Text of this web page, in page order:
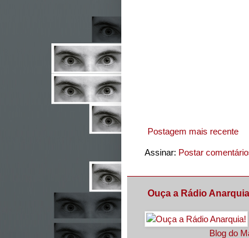
Postagem mais recente
Assinar: Postar
Ouça a Rádio
Blog do